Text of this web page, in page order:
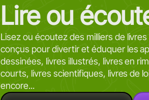
Lire ou
Lisez ou écoutez des milliers de
conçus pour divertir et éduquer les
dessinées, livres illustrés, livres en
courts, livres scientifiques, livres de
encore...